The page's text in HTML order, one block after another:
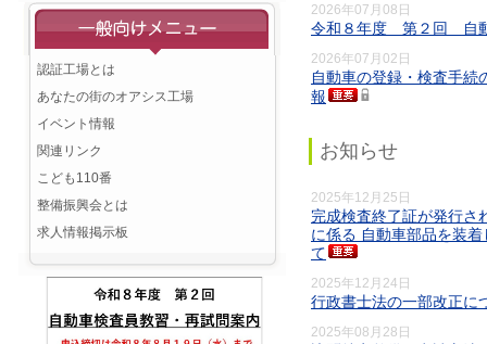
認証工場とは
あなたの街のオアシス工場
イベント情報
関連リンク
こども110番
整備振興会とは
求人情報掲示板
2026年07月08日
令和８年度 第２回 自
2026年07月02日
自動車の登録・検査手
報
お知らせ
2025年12月25日
完成検査終了証が発行さ
に係る 自動車部品を装
て
2025年12月24日
行政書士法の一部改正に
2025年08月28日